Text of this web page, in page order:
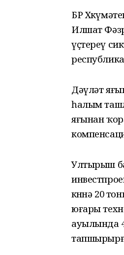
БР
Илшат
үҫтереү
Дәүләт
һалым
яғынан
Ултырыш
көнөнә 20
юғары
ауылында